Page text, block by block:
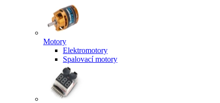
Motory
Elektromotory
Spalovací motory